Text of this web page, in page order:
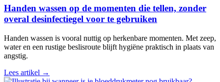
Handen wassen op de momenten die tellen, zonder
overal desinfectiegel voor te gebruiken
Handen wassen is vooral nuttig op herkenbare momenten. Met zeep,
water en een rustige beslisroute blijft hygiëne praktisch in plaats van
angstig.
Lees artikel →